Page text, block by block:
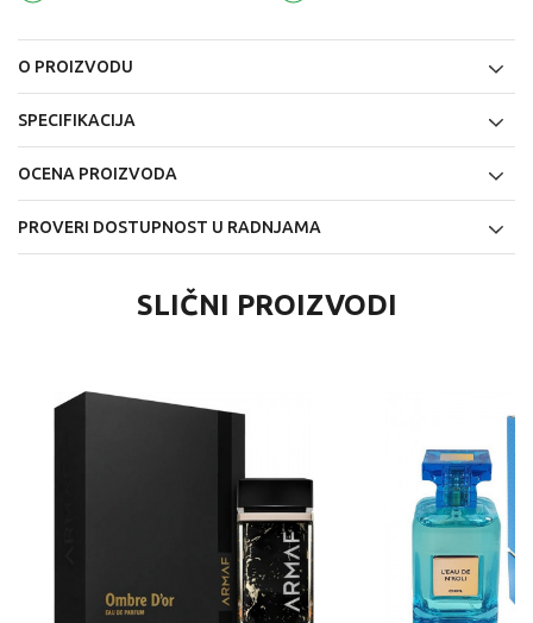
O PROIZVODU
SPECIFIKACIJA
OCENA PROIZVODA
PROVERI DOSTUPNOST U RADNJAMA
SLIČNI PROIZVODI